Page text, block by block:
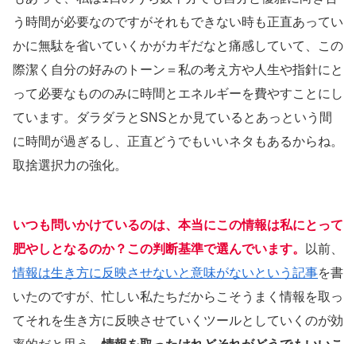
う時間が必要なのですがそれもできない時も正直あってい
かに無駄を省いていくかがカギだなと痛感していて、この
際潔く自分の好みのトーン＝私の考え方や人生や指針にと
って必要なもののみに時間とエネルギーを費やすことにし
ています。ダラダラとSNSとか見ているとあっという間
に時間が過ぎるし、正直どうでもいいネタもあるからね。
取捨選択力の強化。
いつも問いかけているのは、本当にこの情報は私にとって
肥やしとなるのか？この判断基準で選んでいます。
以前、
情報は生き方に反映させないと意味がないという記事を書
いたのですが、忙しい私たちだからこそうまく情報を取っ
てそれを生き方に反映させていくツールとしていくのが効